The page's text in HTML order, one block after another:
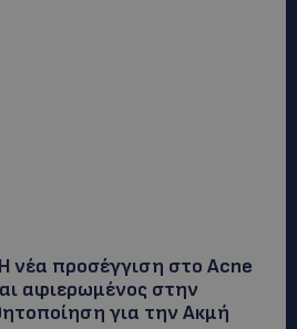
Η νέα προσέγγιση στο Acne
αφιερωμένος στην
για την Ακμή